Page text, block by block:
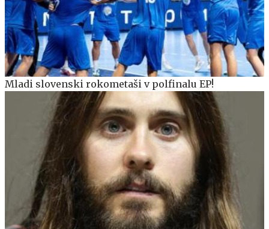
Mladi slovenski rokometaši v polfinalu EP!